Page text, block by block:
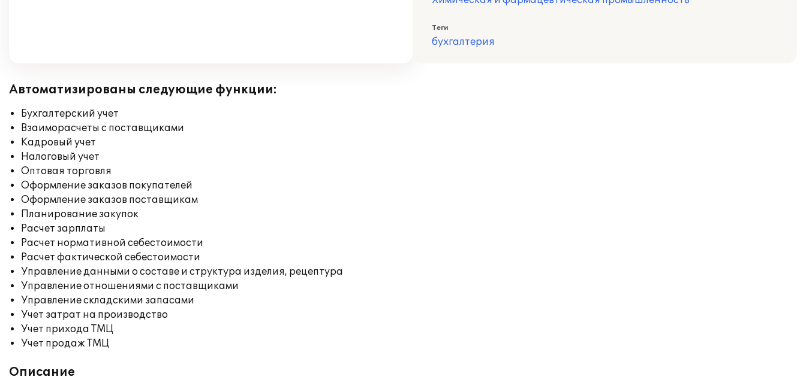
Теги
бухгалтерия
Автоматизированы следующие функции:
Бухгалтерский учет
Взаиморасчеты с поставщиками
Кадровый учет
Налоговый учет
Оптовая торговля
Оформление заказов покупателей
Оформление заказов поставщикам
Планирование закупок
Расчет зарплаты
Расчет нормативной себестоимости
Расчет фактической себестоимости
Управление данными о составе и структура изделия, рецептура
Управление отношениями с поставщиками
Управление складскими запасами
Учет затрат на производство
Учет прихода ТМЦ
Учет продаж ТМЦ
Описание